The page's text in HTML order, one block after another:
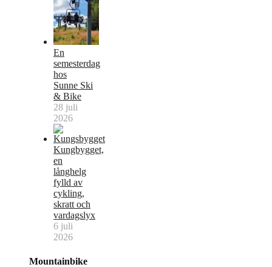
En
semesterdag
hos
Sunne Ski
& Bike
28 juli
2026
Kungbygget,
en
långhelg
fylld av
cykling,
skratt och
vardagslyx
6 juli
2026
Mountainbike